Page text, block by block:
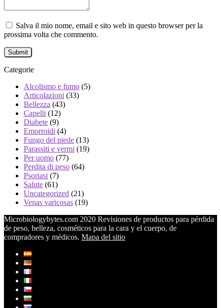
Salva il mio nome, email e sito web in questo browser per la
prossima volta che commento.
Categorie
Alcolismo e fumo (5)
Articolazioni (33)
Bellezza (43)
Capelli (12)
Diabete (9)
Emorroidi (4)
Fungo del piede (13)
Parassiti e vermi (19)
Per uomo (77)
Perdita di peso (64)
Psoriasi (7)
Salute (61)
Uncategorized (21)
Venas varicosas (19)
Microbiologybytes.com 2020 Revisiones de productos para pérdida
de peso, belleza, cosméticos para la cara y el cuerpo, de
compradores y médicos. Mapa del sitio